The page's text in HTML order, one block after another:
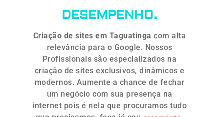
DESEMPENHO.
Criação de sites em Taguatingacom alta
relevância para o Google. Nossos
Profissionais são especializados na
criação de sites exclusivos, dinâmicos e
modernos. Aumente a chance de fechar
um negócio com sua presença na
internet pois é nela que procuramos tudo